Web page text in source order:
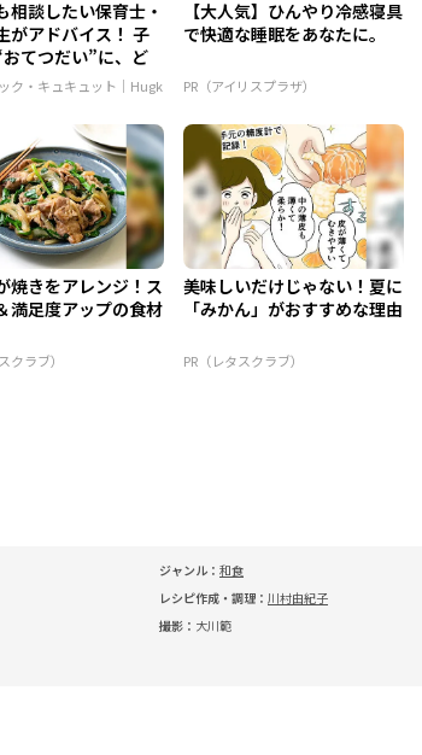
相談したい保育士・
がアドバイス！ 子
おてつだい”に、ど
ク・キュキュット｜Hugk
【大人気】ひんやり冷感寝具
で快適な睡眠をあなたに。
PR（アイリスプラザ）
焼きをアレンジ！ス
満足度アップの食材
クラブ）
美味しいだけじゃない！夏に
「みかん」がおすすめな理由
PR（レタスクラブ）
ジャンル： 和食
レシピ作成・調理： 川村由紀子
撮影： 大川範